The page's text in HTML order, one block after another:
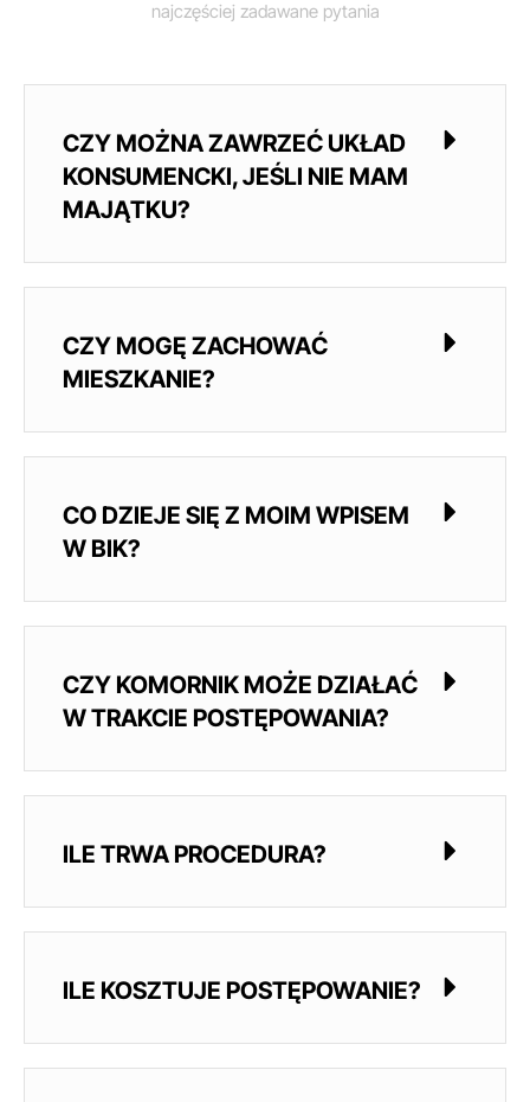
najczęściej zadawane pytania
CZY MOŻNA ZAWRZEĆ UKŁAD
KONSUMENCKI, JEŚLI NIE MAM
MAJĄTKU?
CZY MOGĘ ZACHOWAĆ
MIESZKANIE?
CO DZIEJE SIĘ Z MOIM WPISEM
W BIK?
CZY KOMORNIK MOŻE DZIAŁAĆ
W TRAKCIE POSTĘPOWANIA?
ILE TRWA PROCEDURA?
ILE KOSZTUJE POSTĘPOWANIE?